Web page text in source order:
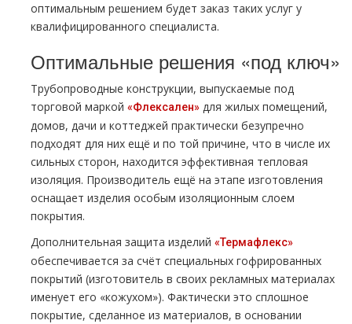
оптимальным решением будет заказ таких услуг у
квалифицированного специалиста.
Оптимальные решения «под ключ»
Трубопроводные конструкции, выпускаемые под
торговой маркой «Флексален» для жилых помещений,
домов, дачи и коттеджей практически безупречно
подходят для них ещё и по той причине, что в числе их
сильных сторон, находится эффективная тепловая
изоляция. Производитель ещё на этапе изготовления
оснащает изделия особым изоляционным слоем
покрытия.
Дополнительная защита изделий «Термафлекс»
обеспечивается за счёт специальных гофрированных
покрытий (изготовитель в своих рекламных материалах
именует его «кожухом»). Фактически это сплошное
покрытие, сделанное из материалов, в основании